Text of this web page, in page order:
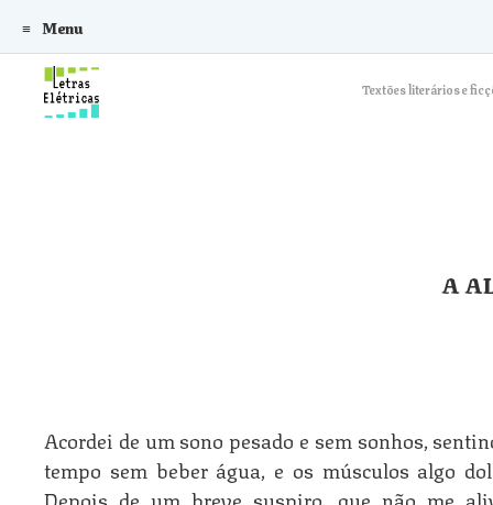
Textões literários e
Menu
Skip to content
A
Acordei de um sono pesado e sem sonhos,
tempo sem beber água, e os músculos algo
Depois de um breve suspiro, que não me